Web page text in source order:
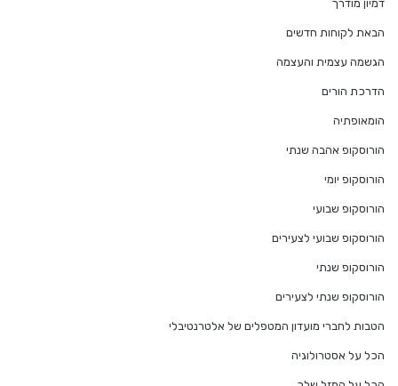
דמיון מודרך
הבאת לקוחות חדשים
הגשמה עצמית והעצמה
הדרכת הורים
הומאופתיה
הורוסקופ אהבה שנתי
הורוסקופ יומי
הורוסקופ שבועי
הורוסקופ שבועי לצעירים
הורוסקופ שנתי
הורוסקופ שנתי לצעירים
הטבות לחברי מועדון המטפלים של אלטרנטיבלי
הכל על אסטרולוגיה